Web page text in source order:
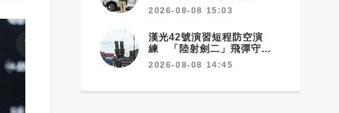
出氣筒
2026-08-08 15:03
漢光42號演習短程防空演
練 「陸射劍二」飛彈守護桃
園機場安全
2026-08-08 14:45